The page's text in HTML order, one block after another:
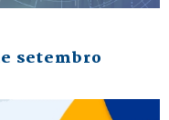
setembro